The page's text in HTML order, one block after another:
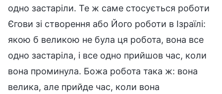
одно застаріли. Те ж саме стосується роботи
Єгови зі створення або Його роботи в Ізраїлі:
якою б великою не була ця робота, вона все
одно застаріла, і все одно прийшов час, коли
вона проминула. Божа робота така ж: вона
велика, але прийде час, коли вона